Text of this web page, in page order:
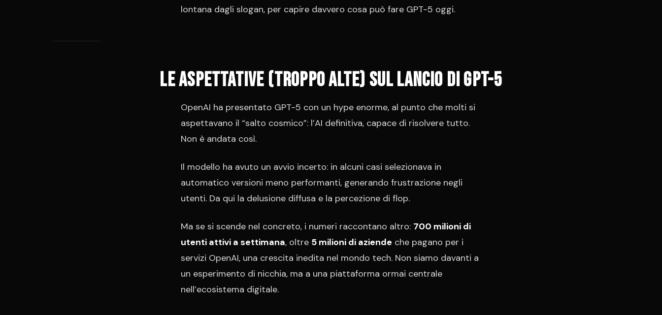
lontana dagli slogan, per capire davvero cosa può fare GPT-5 oggi.
Le aspettative (troppo alte) sul lancio di GPT-5
OpenAI ha presentato GPT-5 con un hype enorme, al punto che molti si
aspettavano il “salto cosmico”: l’AI definitiva, capace di risolvere tutto.
Non è andata così.
Il modello ha avuto un avvio incerto: in alcuni casi selezionava in
automatico versioni meno performanti, generando frustrazione negli
utenti. Da qui la delusione diffusa e la percezione di flop.
Ma se si scende nel concreto, i numeri raccontano altro: 700 milioni di
utenti attivi a settimana, oltre 5 milioni di aziende che pagano per i
servizi OpenAI, una crescita inedita nel mondo tech. Non siamo davanti a
un esperimento di nicchia, ma a una piattaforma ormai centrale
nell’ecosistema digitale.